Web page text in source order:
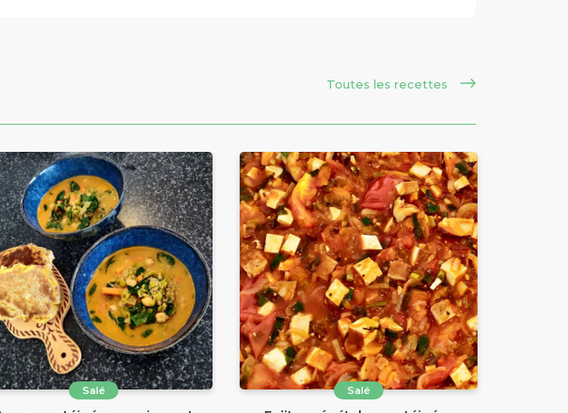
Toutes les recettes
Salé Salé